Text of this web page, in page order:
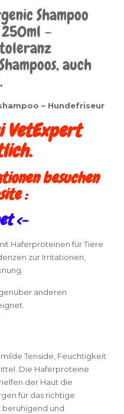
Shampoo
–
auch
– Hundefriseur
VetExpert
besuchen
:
<-
Haferproteinen für Tiere
zur Irritationen,
anderen
Tenside, Feuchtigkeit
Die Haferproteine
der Haut die
für das richtige
beruhigend und